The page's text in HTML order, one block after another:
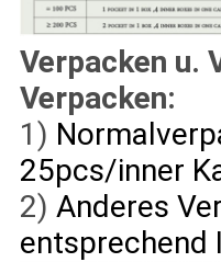
Verpacken u.
Verpacken:
1)
25pcs/inner
2) Anderes
entsprechend